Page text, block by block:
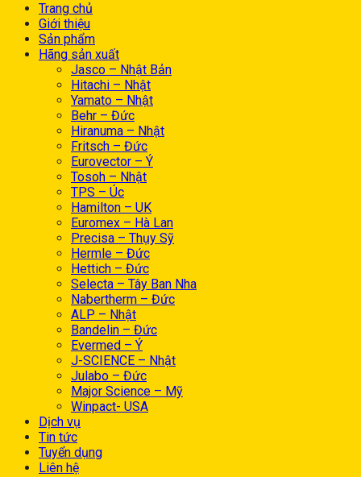
Trang chủ
Giới thiệu
Sản phẩm
Hãng sản xuất
Jasco – Nhật Bản
Hitachi – Nhật
Yamato – Nhật
Behr – Đức
Hiranuma – Nhật
Fritsch – Đức
Eurovector – Ý
Tosoh – Nhật
TPS – Úc
Hamilton – UK
Euromex – Hà Lan
Precisa – Thụy Sỹ
Hermle – Đức
Hettich – Đức
Selecta – Tây Ban Nha
Nabertherm – Đức
ALP – Nhật
Bandelin – Đức
Evermed – Ý
J-SCIENCE – Nhật
Julabo – Đức
Major Science – Mỹ
Winpact- USA
Dịch vụ
Tin tức
Tuyển dụng
Liên hệ